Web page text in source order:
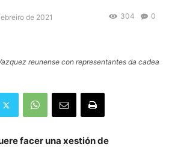
de 2021 0
304
reunense con representantes da cadea
facer una xestión de